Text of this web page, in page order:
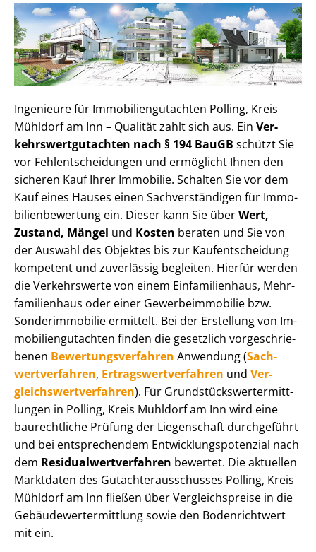
Ingenieure für Im­mo­bi­li­en­gut­ach­ten Polling, Kreis
Mühldorf am Inn – Qualität zahlt sich aus. Ein Ver­
kehrs­wert­gut­ach­ten nach § 194 BauGB schützt Sie
vor Fehl­ent­schei­dun­gen und ermöglicht Ihnen den
sicheren Kauf Ihrer Immobilie. Schalten Sie vor dem
Kauf eines Hauses einen Sach­ver­stän­di­gen für Im­mo­
bi­li­en­be­wer­tung ein. Dieser kann Sie überWert,
Zustand, Mängel und Kosten beraten und Sie von
der Auswahl des Objektes bis zur Kauf­ent­schei­dung
kompetent und zuverlässig begleiten. Hierfür werden
die Verkehrswerte von einem Einfamilienhaus, Mehr­
fa­mi­li­en­haus oder einer Ge­wer­be­im­mo­bi­lie bzw.
Sonderimmobilie ermittelt. Bei der Erstellung von Im­
mo­bi­li­en­gut­ach­ten finden die gesetzlich vor­ge­schrie­
be­nen Be­wer­tungs­ver­fah­ren Anwendung (Sach­
wert­ver­fah­ren, Er­trags­wert­ver­fah­ren und Ver­
gleichs­wert­ver­fah­ren). Für Grund­stücks­wert­ermitt­
lun­gen in Polling, Kreis Mühldorf am Inn wird eine
baurechtliche Prüfung der Liegenschaft durchgeführt
und bei entsprechendem Ent­wick­lungs­po­ten­zi­al nach
dem Re­si­du­al­wert­ver­fah­ren bewertet. Die aktuellen
Marktdaten des Gut­ach­ter­aus­schus­ses Polling, Kreis
Mühldorf am Inn fließen über Ver­gleichs­prei­se in die
Ge­bäu­de­wert­ermitt­lung sowie den Bodenrichtwert
mit ein.